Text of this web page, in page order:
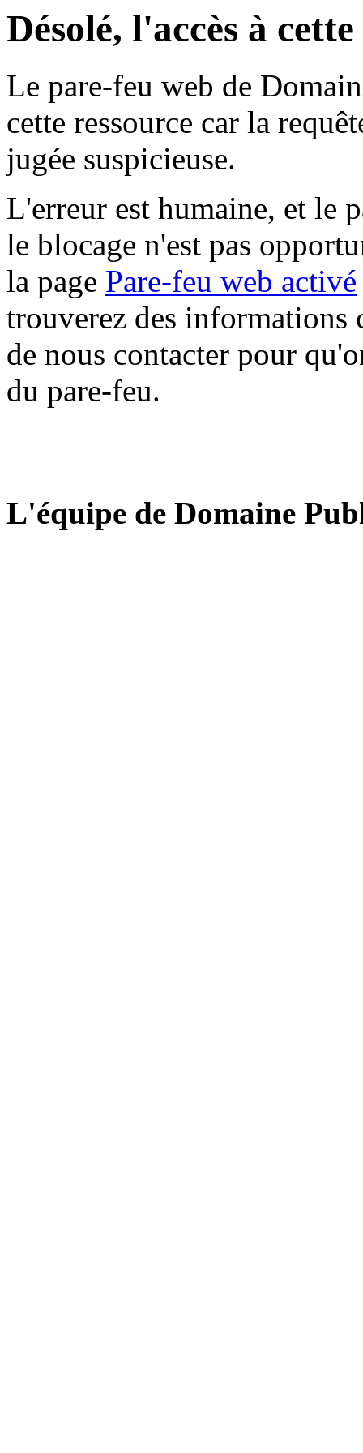
Désolé, l'accès à
Le pare-feu web de
cette ressource car la
jugée suspicieuse.
L'erreur est humaine, et le
le blocage n'est pas
la page Pare-feu web activé
trouverez des informations
de nous contacter pour
du pare-feu.
L'équipe de Domaine